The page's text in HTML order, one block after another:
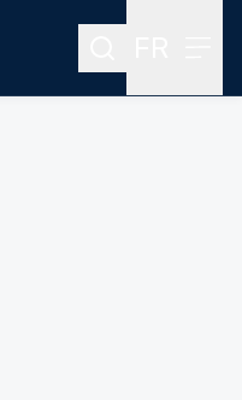
Rechercher